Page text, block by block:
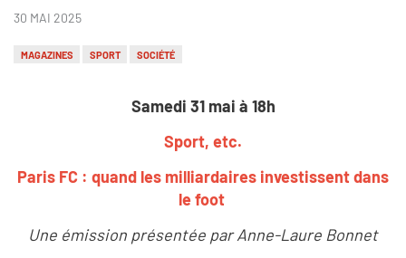
30 MAI 2025
MAGAZINES SPORT SOCIÉTÉ
Samedi 31 mai à 18h
Sport, etc.
Paris FC : quand les milliardaires investissent dans
le foot
Une émission présentée par Anne-Laure Bonnet